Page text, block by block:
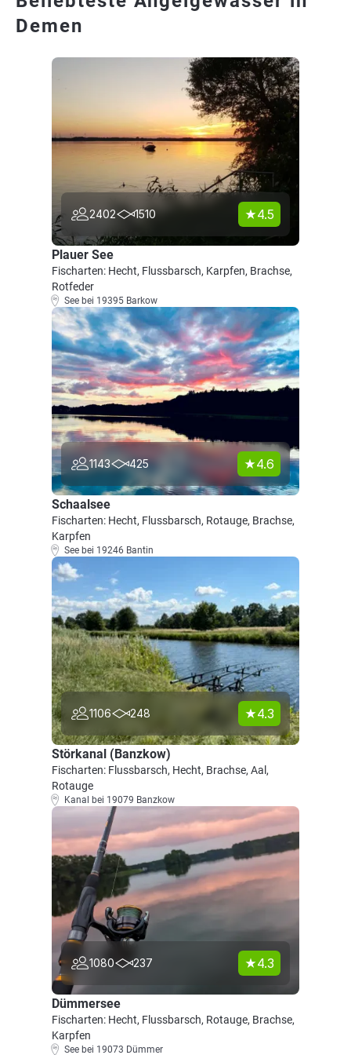
Demen
2402 1510 4.5
Plauer See
Fischarten: Hecht, Flussbarsch, Karpfen, Brachse,
Rotfeder
See bei 19395 Barkow
1143 425 4.6
Schaalsee
Fischarten: Hecht, Flussbarsch, Rotauge, Brachse,
Karpfen
See bei 19246 Bantin
1106 248 4.3
Störkanal (Banzkow)
Fischarten: Flussbarsch, Hecht, Brachse, Aal,
Rotauge
Kanal bei 19079 Banzkow
1080 237 4.3
Dümmersee
Fischarten: Hecht, Flussbarsch, Rotauge, Brachse,
Karpfen
See bei 19073 Dümmer